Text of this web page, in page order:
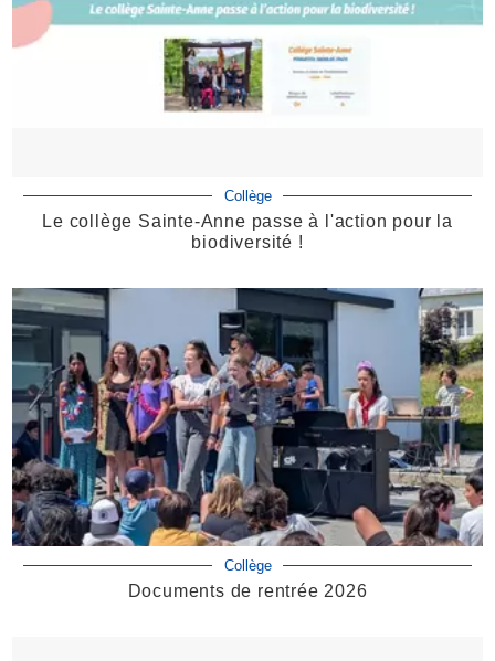
Collège
Le collège Sainte-Anne passe à l'action pour la
biodiversité !
Collège
Documents de rentrée 2026